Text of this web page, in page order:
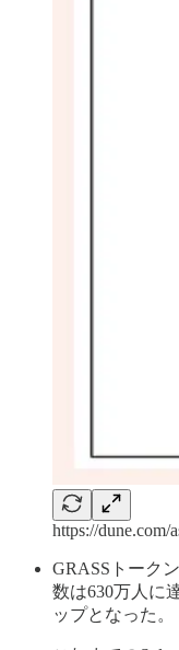
https://dune.com/
GRASSトーク
数は630万人に
ップとなった。